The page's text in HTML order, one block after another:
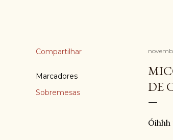
Compartilhar
Marcadores
Sobremesas
DE